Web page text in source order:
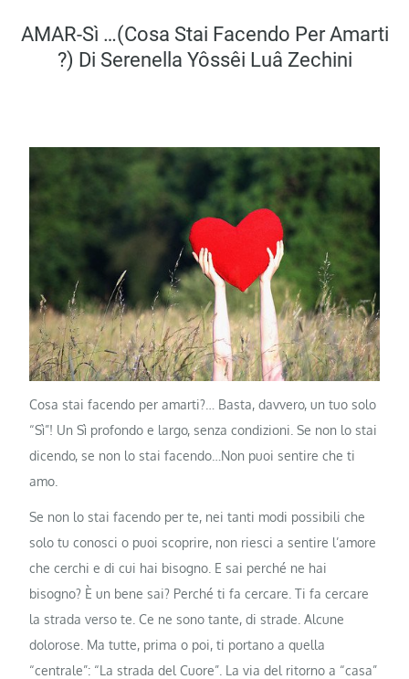
AMAR-Sì …(Cosa Stai Facendo Per Amarti
?) Di Serenella Yôssêi Luâ Zechini
Cosa stai facendo per amarti?… Basta, davvero, un tuo solo
“Sì”! Un Sì profondo e largo, senza condizioni. Se non lo stai
dicendo, se non lo stai facendo…Non puoi sentire che ti
amo.
Se non lo stai facendo per te, nei tanti modi possibili che
solo tu conosci o puoi scoprire, non riesci a sentire l’amore
che cerchi e di cui hai bisogno. E sai perché ne hai
bisogno? È un bene sai? Perché ti fa cercare. Ti fa cercare
la strada verso te. Ce ne sono tante, di strade. Alcune
dolorose. Ma tutte, prima o poi, ti portano a quella
“centrale”: “La strada del Cuore”. La via del ritorno a “casa”